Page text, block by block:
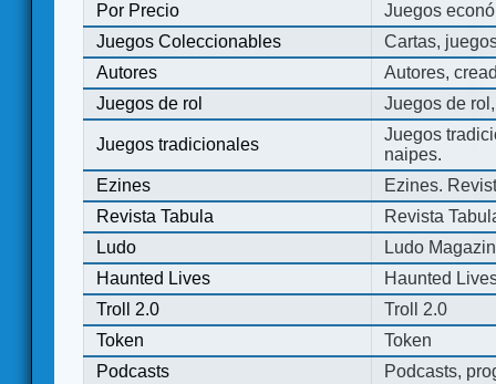
Por Precio
Juegos
Juegos Coleccionables
Cartas,
Autores
Autores,
Juegos de rol
Juegos de
Juegos tradicionales
Juegos
naipes.
Ezines
Ezines.
Revista Tabula
Revista
Ludo
Ludo
Haunted Lives
Haunted
Troll 2.0
Troll 2.0
Token
Token
Podcasts
Podcasts,